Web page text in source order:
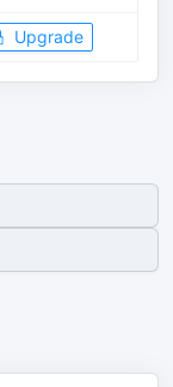
Upgrade